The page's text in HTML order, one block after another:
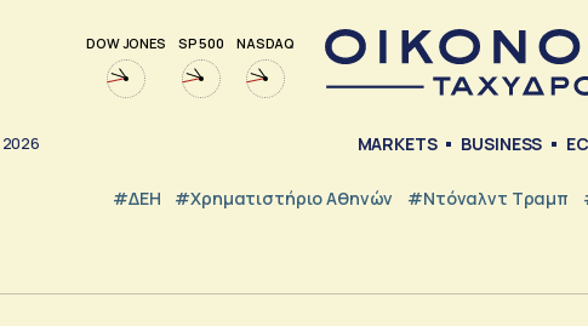
DOW JONES SP 500 NASDAQ
2026 MARKETS BUSINESS
#ΔΕΗ #Χρηματιστήριο Αθηνών #Ντόναλντ Τραμπ